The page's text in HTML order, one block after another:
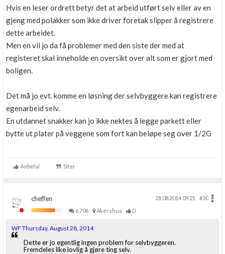
Hvis en leser ordrett betyr det at arbeid utført selv eller av en
gjeng med polakker som ikke driver foretak slipper å registrere
dette arbeidet.
Men en vil jo da få problemer med den siste der med at
registeret skal inneholde en oversikt over alt som er gjort med
boligen.
Det må jo evt. komme en løsning der selvbyggere kan registrere
egenarbeid selv.
En utdannet snakker kan jo ikke nektes å legge parkett eller
bytte ut plater på veggene som fort kan beløpe seg over 1/2G
Anbefal Siter
cheffen 28.08.2014 09.21
#30
6,706
Akershus 0
WF Thursday, August 28, 2014
Dette er jo egentlig ingen problem for selvbyggeren.
Fremdeles like lovlig å gjøre ting selv.